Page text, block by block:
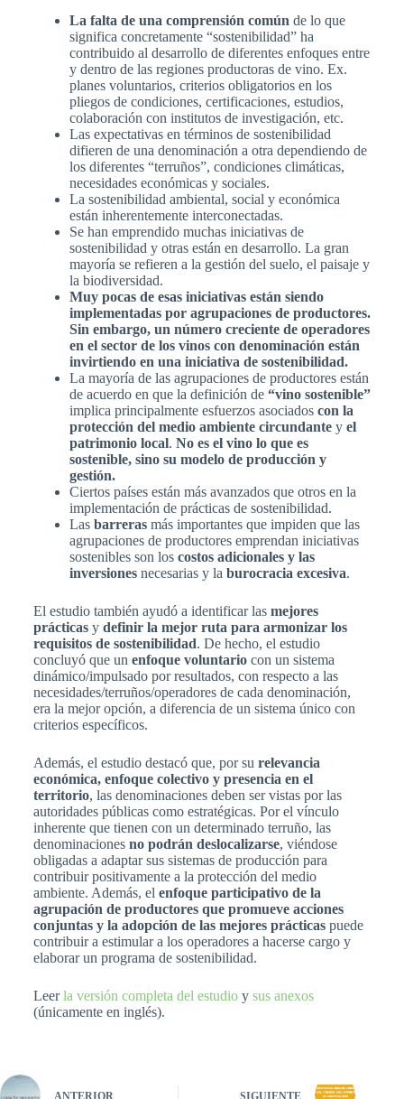
La falta de una comprensión común de lo que
significa concretamente “sostenibilidad” ha
contribuido al desarrollo de diferentes enfoques entre
y dentro de las regiones productoras de vino. Ex.
planes voluntarios, criterios obligatorios en los
pliegos de condiciones, certificaciones, estudios,
colaboración con institutos de investigación, etc.
Las expectativas en términos de sostenibilidad
difieren de una denominación a otra dependiendo de
los diferentes “terruños”, condiciones climáticas,
necesidades económicas y sociales.
La sostenibilidad ambiental, social y económica
están inherentemente interconectadas.
Se han emprendido muchas iniciativas de
sostenibilidad y otras están en desarrollo. La gran
mayoría se refieren a la gestión del suelo, el paisaje y
la biodiversidad.
Muy pocas de esas iniciativas están siendo
implementadas por agrupaciones de productores.
Sin embargo, un número creciente de operadores
en el sector de los vinos con denominación están
invirtiendo en una iniciativa de sostenibilidad.
La mayoría de las agrupaciones de productores están
de acuerdo en que la definición de “vino sostenible”
implica principalmente esfuerzos asociados con la
protección del medio ambiente circundantey el
patrimonio local. No es el vino lo que es
sostenible, sino su modelo de producción y
gestión.
Ciertos países están más avanzados que otros en la
implementación de prácticas de sostenibilidad.
Las barrerasmás importantes que impiden que las
agrupaciones de productores emprendan iniciativas
sostenibles son los costos adicionales y las
inversionesnecesarias y la burocracia excesiva.
El estudio también ayudó a identificar las mejores
prácticasy definir la mejor ruta para armonizar los
requisitos de sostenibilidad. De hecho, el estudio
concluyó que un enfoque voluntariocon un sistema
dinámico/impulsado por resultados, con respecto a las
necesidades/terruños/operadores de cada denominación,
era la mejor opción, a diferencia de un sistema único con
criterios específicos.
Además, el estudio destacó que, por su relevancia
económica, enfoque colectivo y presencia en el
territorio, las denominaciones deben ser vistas por las
autoridades públicas como estratégicas. Por el vínculo
inherente que tienen con un determinado terruño, las
denominaciones no podrán deslocalizarse, viéndose
obligadas a adaptar sus sistemas de producción para
contribuir positivamente a la protección del medio
ambiente. Además, el enfoque participativo de la
agrupación de productores que promueve acciones
conjuntas y la adopción de las mejores prácticaspuede
contribuir a estimular a los operadores a hacerse cargo y
elaborar un programa de sostenibilidad.
Leerla versión completa del estudioy sus anexos
(únicamente en inglés).
ANTERIOR SIGUIENTE